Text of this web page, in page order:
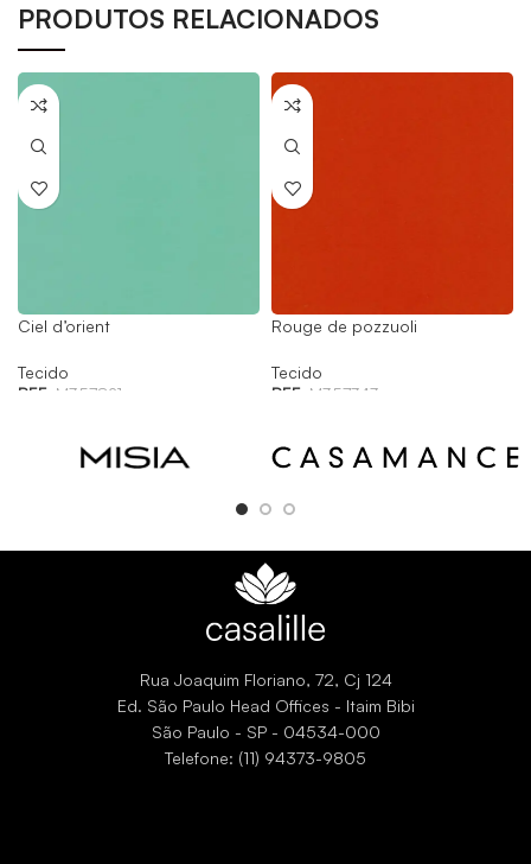
PRODUTOS RELACIONADOS
Ciel d’orient
Tecido
REF: M357821
Rouge de pozzuoli
Tecido
REF: M357343
Rua Joaquim Floriano, 72, Cj 124
Ed. São Paulo Head Offices - Itaim Bibi
São Paulo - SP - 04534-000
Telefone: (11) 94373-9805